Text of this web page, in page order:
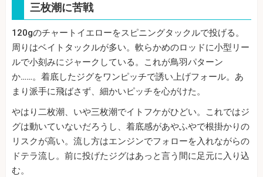
三枚潮に苦戦
120gのチャートイエローをスピニングタックルで投げる。
周りはベイトタックルが多い。軟らかめのロッドに小型リー
ルで小刻みにジャークしている。これが鳥羽パターン
か……。着底したジグをワンピッチで誘い上げフォール。あ
まり派手に飛ばさず、細かいピッチを心がけた。
やはり二枚潮、いや三枚潮でイトフケがひどい。これではジ
グは動いていないだろうし、着底感があやふやで根掛かりの
リスクが高い。流し方はエンジンでフォローを入れながらの
ドテラ流し。前に投げたジグはあっと言う間に足元に入り込
む。